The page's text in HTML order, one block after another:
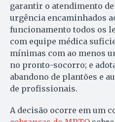
garantir o atendimento de
urgência encaminhados
funcionamento todos os
com equipe médica
mínimas com ao menos
no pronto-socorro; e
abandono de plantões e
de profissionais.
A decisão ocorre em um